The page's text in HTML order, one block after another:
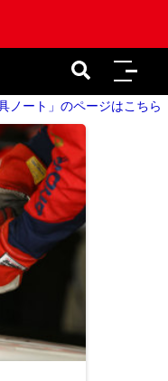
ノート」のページはこちら